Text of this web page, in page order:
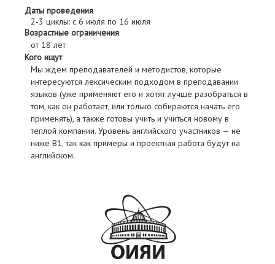
Даты проведения
2-3 циклы: с 6 июля по 16 июля
Возрастные ограничения
от 18 лет
Кого ищут
Мы ждем преподавателей и методистов, которые
интересуются лексическим подходом в преподавании
языков (уже применяют его и хотят лучше разобраться в
том, как он работает, или только собираются начать его
применять), а также готовы учить и учиться новому в
теплой компании. Уровень английского участников — не
ниже B1, так как примеры и проектная работа будут на
английском.